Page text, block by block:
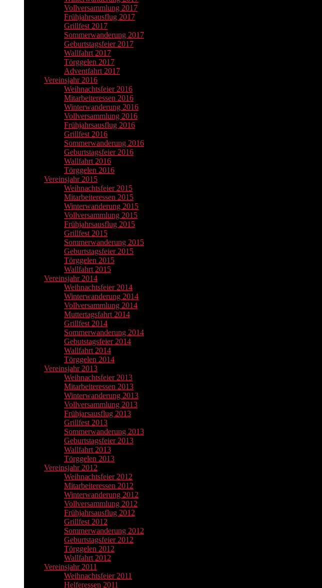
Vollversammlung 2017
Frühjahrsausflug 2017
Grillfest 2017
Sommerwanderung 2017
Geburtstagsfeier 2017
Wallfahrt 2017
Törggelen 2017
Adventfahrt 2017
Vereinsjahr 2016
Weihnachtsfeier 2016
Mitarbeiteressen 2016
Winterwanderung 2016
Vollversammlung 2016
Frühjahrsausflug 2016
Grillfest 2016
Sommerwanderung 2016
Geburtstagsfeier 2016
Wallfahrt 2016
Törggelen 2016
Vereinsjahr 2015
Weihnachtsfeier 2015
Mitarbeiteressen 2015
Winterwanderung 2015
Vollversammlung 2015
Frühjahrsausflug 2015
Grillfest 2015
Sommerwanderung 2015
Geburtstagsfeier 2015
Törggelen 2015
Wallfahrt 2015
Vereinsjahr 2014
Weihnachtsfeier 2014
Winterwanderung 2014
Vollversammlung 2014
Muttertagsfahrt 2014
Grillfest 2014
Sommerwanderung 2014
Gebutstagsfeier 2014
Wallfahrt 2014
Törggelen 2014
Vereinsjahr 2013
Weihnachtsfeier 2013
Mitarbeiteressen 2013
Winterwanderung 2013
Vollversammlung 2013
Frühjarsausflug 2013
Grillfest 2013
Sommerwanderung 2013
Geburtstagsfeier 2013
Wallfahrt 2013
Törggelen 2013
Vereinsjahr 2012
Weihnachtsfeier 2012
Mitarbeiteressen 2012
Winterwanderung 2012
Vollversammlung 2012
Frühjahrsausflug 2012
Grillfest 2012
Sommerwanderung 2012
Geburtstagsfeier 2012
Törggelen 2012
Wallfahrt 2012
Vereinsjahr 2011
Weihnachtsfeier 2011
Helferessen 2011